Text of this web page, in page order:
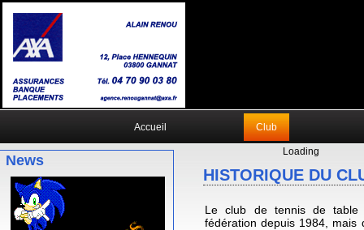
Accueil Club
Loading
HISTORIQUE DU
Le club de tennis de table
fédération depuis 1984, mais
News